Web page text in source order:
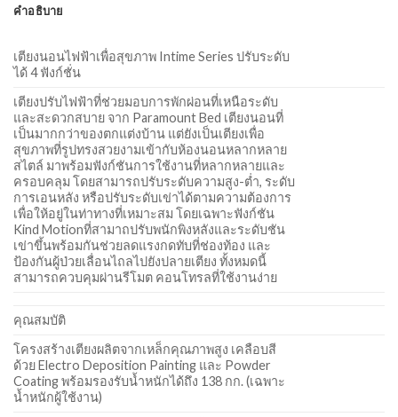
คำอธิบาย
เตียงนอนไฟฟ้าเพื่อสุขภาพ Intime Series ปรับระดับ
ได้ 4 ฟังก์ชั่น
เตียงปรับไฟฟ้าที่ช่วยมอบการพักผ่อนที่เหนือระดับ
และสะดวกสบาย จาก Paramount Bed เตียงนอนที่
เป็นมากกว่าของตกแต่งบ้าน แต่ยังเป็นเตียงเพื่อ
สุขภาพที่รูปทรงสวยงามเข้ากับห้องนอนหลากหลาย
สไตล์ มาพร้อมฟังก์ชันการใช้งานที่หลากหลายและ
ครอบคลุม โดยสามารถปรับระดับความสูง-ต่ำ, ระดับ
การเอนหลัง หรือปรับระดับเข่าได้ตามความต้องการ
เพื่อให้อยู่ในท่าทางที่เหมาะสม โดยเฉพาะฟังก์ชัน
Kind Motionที่สามาถปรับพนักพิงหลังและระดับชัน
เข่าขึ้นพร้อมกันช่วยลดแรงกดทับที่ช่องท้อง และ
ป้องกันผู้ป่วยเลื่อนไถลไปยังปลายเตียง ทั้งหมดนี้
สามารถควบคุมผ่านรีโมต คอนโทรลที่ใช้งานง่าย
คุณสมบัติ
โครงสร้างเตียงผลิตจากเหล็กคุณภาพสูง เคลือบสี
ด้วย Electro Deposition Painting และ Powder
Coating พร้อมรองรับน้ำหนักได้ถึง 138 กก. (เฉพาะ
น้ำหนักผู้ใช้งาน)